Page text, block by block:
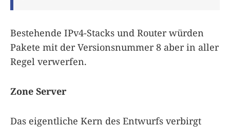
Bestehende IPv4-Stacks und Router würden
Pakete mit der Versionsnummer 8 aber in aller
Regel verwerfen.
Zone Server
Das eigentliche Kern des Entwurfs verbirgt